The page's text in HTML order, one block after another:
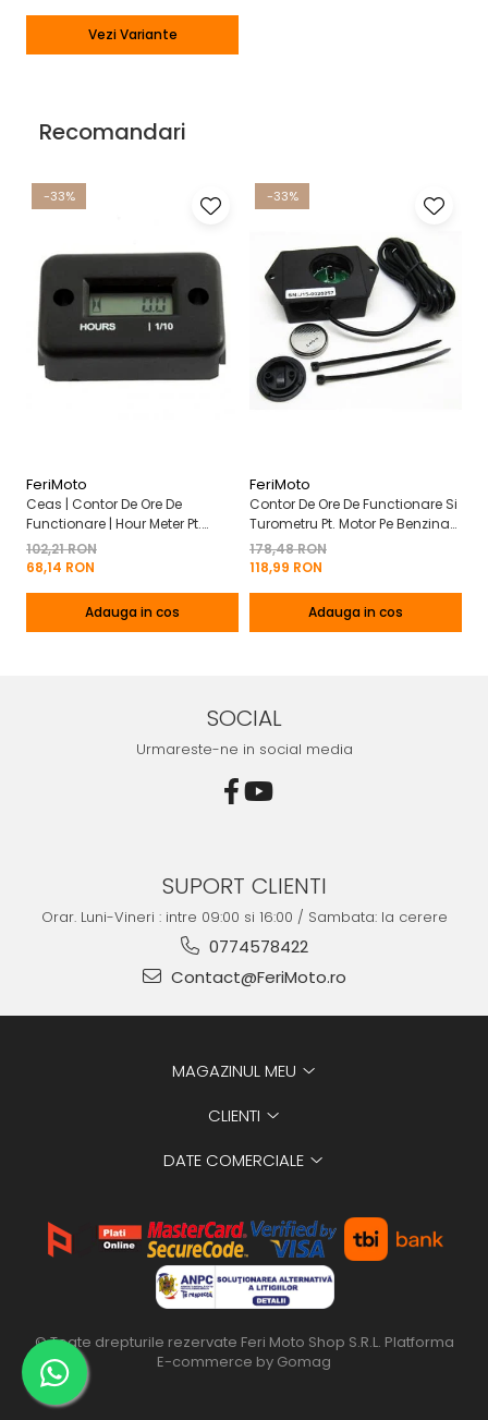
Vezi Variante
Recomandari
-33%
FeriMoto
Ceas | Contor De Ore De
Functionare | Hour Meter Pt.
Motor Pe Benzina 2T | 4T
102,21 RON
68,14 RON
Adauga in cos
-33%
FeriMoto
Contor De Ore De Functionare Si
Turometru Pt. Motor Pe Benzina
2T | 4T Cu Capac De Baterie
178,48 RON
118,99 RON
Adauga in cos
SOCIAL
Urmareste-ne in social media
SUPORT CLIENTI
Orar. Luni-Vineri : intre 09:00 si 16:00 / Sambata: la cerere
0774578422
Contact@FeriMoto.ro
MAGAZINUL MEU
CLIENTI
DATE COMERCIALE
© Toate drepturile rezervate Feri Moto Shop S.R.L. Platforma
E-commerce by Gomag